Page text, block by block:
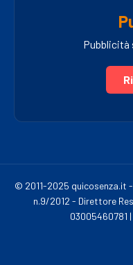
Pubblicità
© 2011-2025 quicosenza.it
n.9/2012 - Direttore
03005460781